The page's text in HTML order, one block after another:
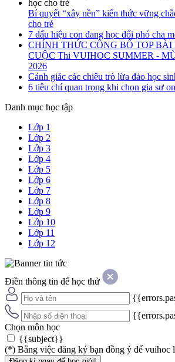
Bí quyết “xây nền” kiến thức vững
cho trẻ
7 dấu hiệu con đang học đối phó cha
CHÍNH THỨC CÔNG BỐ TOP
CUỘC Thi VUIHOC SUMMER -
2026
Cảnh giác các chiêu trò lừa đảo học
6 tiêu chí quan trọng khi chọn gia sư
Danh mục học tập
Lớp 1
Lớp 2
Lớp 3
Lớp 4
Lớp 5
Lớp 6
Lớp 7
Lớp 8
Lớp 9
Lớp 10
Lớp 11
Lớp 12
Điền thông tin để học thử
Chọn môn học
{{subject}}
(*) Bằng việc đăng ký bạn đồng ý để vuihoc